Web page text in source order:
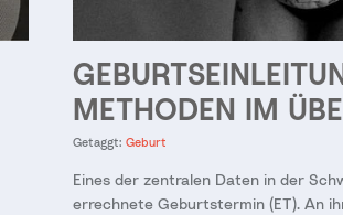
METHODEN IM
Getaggt: Geburt
Eines der zentralen Daten in der
errechnete Geburtstermin (ET). An